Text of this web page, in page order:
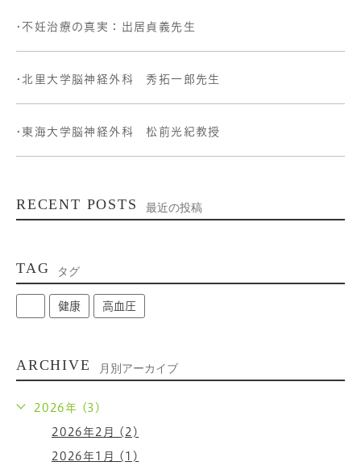
•不妊治療の真実：出居貞義先生
•北里大学脳神経外科 秀拓一郎先生
•東海大学脳神経外科 松前光紀教授
RECENT POSTS 最近の投稿
TAG タグ
健康 高血圧
ARCHIVE 月別アーカイブ
2026年 (3)
2026年2月 (2)
2026年1月 (1)